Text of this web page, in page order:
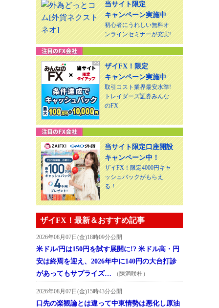
当サイト限定
キャンペーン実施中
初心者にうれしい無料オ
ンラインセミナーが充実!
ザイFX！限定
キャンペーン実施中
取引コスト業界最安水準!
トレイダーズ証券みんな
のFX
当サイト限定口座開設
キャンペーン中！
ザイFX！限定4000円キャ
ッシュバックがもらえ
る！
ザイFX！最新＆おすすめ記事
2026年08月07日(金)18時09分公開
米ドル/円は150円を試す展開に!? 米ドル高・円
安は終焉を迎え、2026年中に140円の大台打診
があってもサプライズ…
（陳満咲杜）
2026年08月07日(金)15時43分公開
口先の楽観論とは違って中東情勢は悪化し原油